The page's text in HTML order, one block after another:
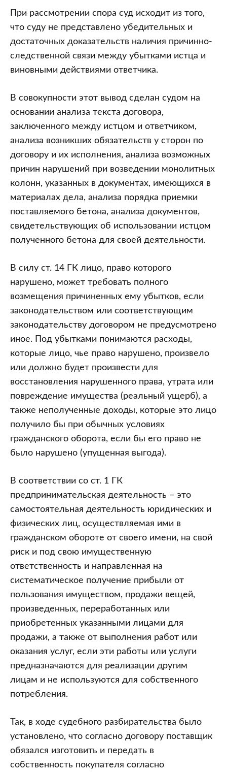
При рассмотрении спора суд исходит из того,
что суду не представлено убедительных и
достаточных доказательств наличия причинно-
следственной связи между убытками истца и
виновными действиями ответчика.
В совокупности этот вывод сделан судом на
основании анализа текста договора,
заключенного между истцом и ответчиком,
анализа возникших обязательств у сторон по
договору и их исполнения, анализа возможных
причин нарушений при возведении монолитных
колонн, указанных в документах, имеющихся в
материалах дела, анализа порядка приемки
поставляемого бетона, анализа документов,
свидетельствующих об использовании истцом
полученного бетона для своей деятельности.
В силу ст. 14 ГК лицо, право которого
нарушено, может требовать полного
возмещения причиненных ему убытков, если
законодательством или соответствующим
законодательству договором не предусмотрено
иное. Под убытками понимаются расходы,
которые лицо, чье право нарушено, произвело
или должно будет произвести для
восстановления нарушенного права, утрата или
повреждение имущества (реальный ущерб), а
также неполученные доходы, которые это лицо
получило бы при обычных условиях
гражданского оборота, если бы его право не
было нарушено (упущенная выгода).
В соответствии со ст. 1 ГК
предпринимательская деятельность – это
самостоятельная деятельность юридических и
физических лиц, осуществляемая ими в
гражданском обороте от своего имени, на свой
риск и под свою имущественную
ответственность и направленная на
систематическое получение прибыли от
пользования имуществом, продажи вещей,
произведенных, переработанных или
приобретенных указанными лицами для
продажи, а также от выполнения работ или
оказания услуг, если эти работы или услуги
предназначаются для реализации другим
лицам и не используются для собственного
потребления.
Так, в ходе судебного разбирательства было
установлено, что согласно договору поставщик
обязался изготовить и передать в
собственность покупателя согласно